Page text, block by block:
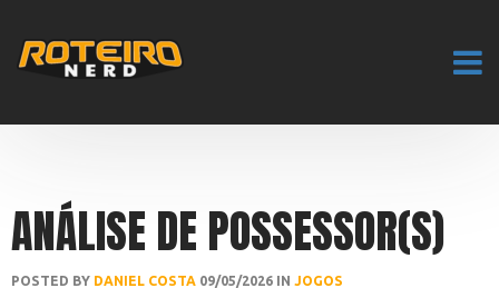
ANÁLISE DE POSSESSOR(S)
POSTED BY DANIEL COSTA 09/05/2026 IN JOGOS